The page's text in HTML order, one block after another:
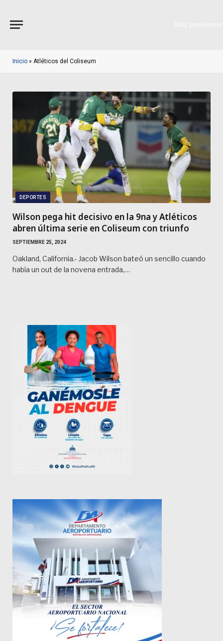
Inicio » Atléticos del Coliseum
DEPORTES
Wilson pega hit decisivo en la 9na y Atléticos
abren última serie en Coliseum con triunfo
SEPTIEMBRE 25, 2024
Oakland, California.- Jacob Wilson bateó un sencillo cuando
había un out de la novena entrada,…